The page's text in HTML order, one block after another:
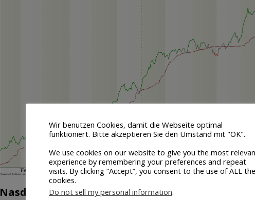
Nasdaq 100
Wir benutzen Cookies, damit die Webseite optimal
funktioniert. Bitte akzeptieren Sie den Umstand mit "OK".
We use cookies on our website to give you the most
experience by remembering your preferences and repeat
visits. By clicking “Accept”, you consent to the use of ALL the
cookies.
Do not sell my personal information.